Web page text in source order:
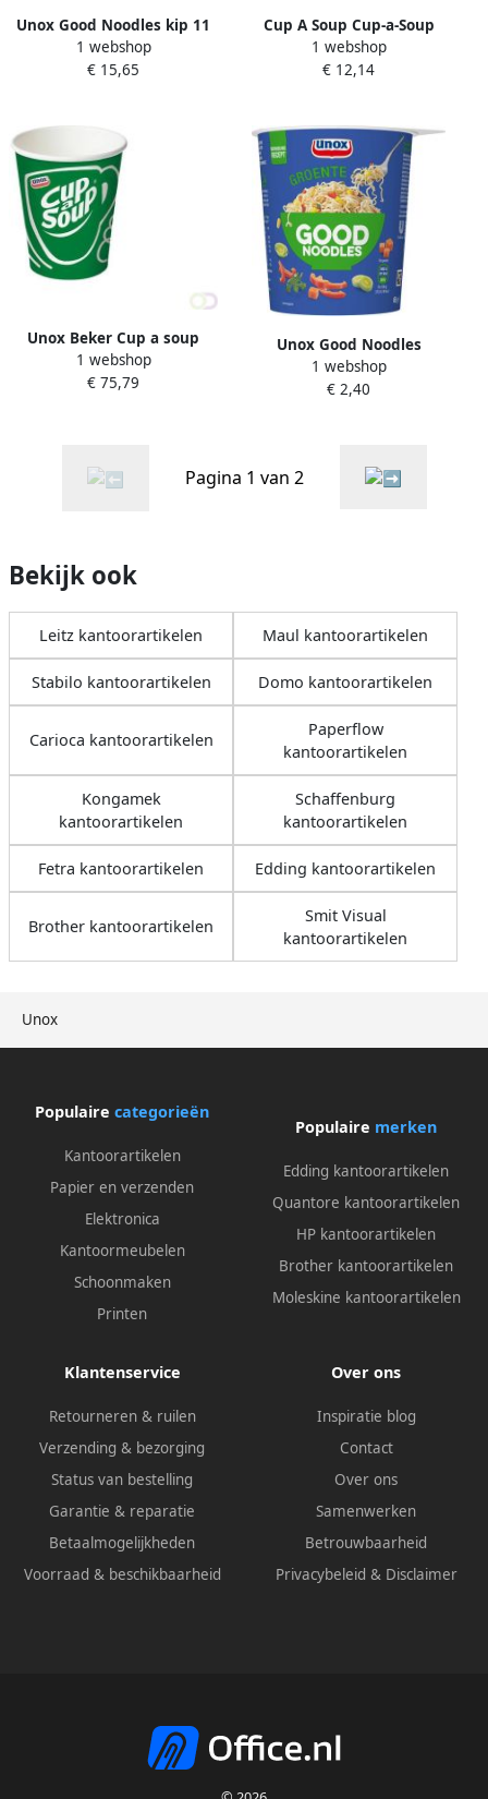
Unox
Unox Good Noodles kip 11
zakjes
1 webshop
€ 15,65
Cup A Soup Cup-a-Soup
Koninginnensoep pak van
21 zakjes
1 webshop
€ 12,14
Unox Beker Cup a soup
karton 1000 stuks(20 rol
van 50 stuks )
1 webshop
€ 75,79
Unox Good Noodles
groenten cup
1 webshop
€ 2,40
Pagina 1 van 2
Bekijk ook
Leitz kantoorartikelen Maul kantoorartikelen
Stabilo kantoorartikelen Domo kantoorartikelen
Carioca kantoorartikelen
Paperflow
kantoorartikelen
Kongamek
kantoorartikelen
Schaffenburg
kantoorartikelen
Fetra kantoorartikelen Edding kantoorartikelen
Brother kantoorartikelen
Smit Visual
kantoorartikelen
Populaire categorieën
Kantoorartikelen
Papier en verzenden
Elektronica
Kantoormeubelen
Schoonmaken
Printen
Populaire merken
Edding kantoorartikelen
Quantore kantoorartikelen
HP kantoorartikelen
Brother kantoorartikelen
Moleskine kantoorartikelen
Klantenservice
Retourneren & ruilen
Verzending & bezorging
Status van bestelling
Garantie & reparatie
Betaalmogelijkheden
Voorraad & beschikbaarheid
Over ons
Inspiratie blog
Contact
Over ons
Samenwerken
Betrouwbaarheid
Privacybeleid & Disclaimer